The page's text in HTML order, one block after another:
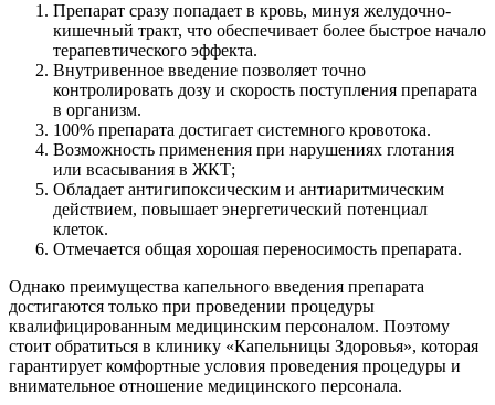
Препарат сразу попадает в кровь, минуя желудочно-
кишечный тракт, что обеспечивает более быстрое начало
терапевтического эффекта.
Внутривенное введение позволяет точно
контролировать дозу и скорость поступления препарата
в организм.
100% препарата достигает системного кровотока.
Возможность применения при нарушениях глотания
или всасывания в ЖКТ;
Обладает антигипоксическим и антиаритмическим
действием, повышает энергетический потенциал
клеток.
Отмечается общая хорошая переносимость препарата.
Однако преимущества капельного введения препарата
достигаются только при проведении процедуры
квалифицированным медицинским персоналом. Поэтому
стоит обратиться в клинику «Капельницы Здоровья», которая
гарантирует комфортные условия проведения процедуры и
внимательное отношение медицинского персонала.